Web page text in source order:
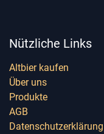
Nützliche Links
Altbier kaufen
Über uns
Produkte
AGB
Datenschutzerklärung